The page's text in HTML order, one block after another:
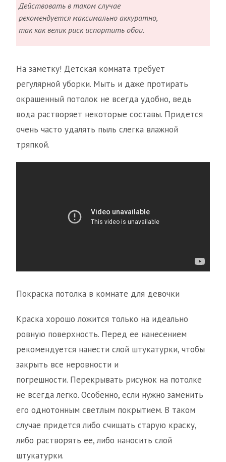
Действовать в таком случае
рекомендуется максимально аккуратно,
так как велик риск испортить обои.
На заметку! Детская комната требует
регулярной уборки. Мыть и даже протирать
окрашенный потолок не всегда удобно, ведь
вода растворяет некоторые составы. Придется
очень часто удалять пыль слегка влажной
тряпкой.
Покраска потолка в комнате для девочки
Краска хорошо ложится только на идеально
ровную поверхность. Перед ее нанесением
рекомендуется нанести слой штукатурки, чтобы
закрыть все неровности и
погрешности. Перекрывать рисунок на потолке
не всегда легко. Особенно, если нужно заменить
его однотонным светлым покрытием. В таком
случае придется либо счищать старую краску,
либо растворять ее, либо наносить слой
штукатурки.